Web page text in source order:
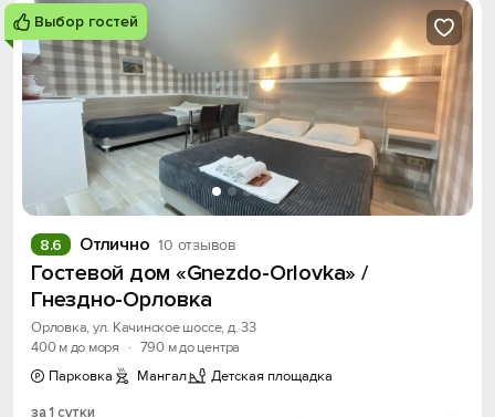
Выбор гостей
Отлично 10 отзывов
8.6
Гостевой дом «Gnezdo-Orlovka» /
Гнездно-Орловка
Орловка, ул. Качинское шоссе, д. 33
400 м до моря
· 790 м до центра
Парковка
Мангал Детская площадка
за 1 сутки